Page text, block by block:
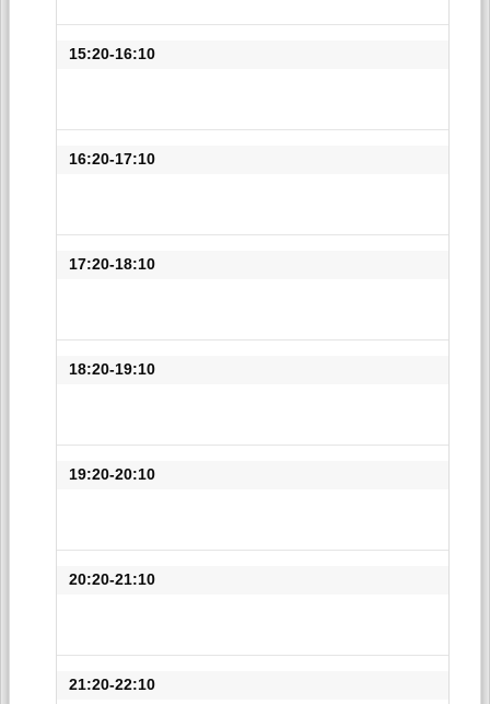
15:20-16:10
16:20-17:10
17:20-18:10
18:20-19:10
19:20-20:10
20:20-21:10
21:20-22:10